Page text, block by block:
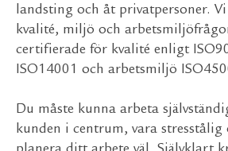
landsting och åt privatpersoner.
kvalité, miljö och
certifierade för kvalité enligt
ISO14001 och arbetsmiljö
Du måste kunna arbeta
kunden i centrum, vara stresstålig